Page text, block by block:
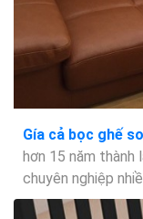
Gía cả bọc ghế
hơn 15 năm thành
chuyên nghiệp